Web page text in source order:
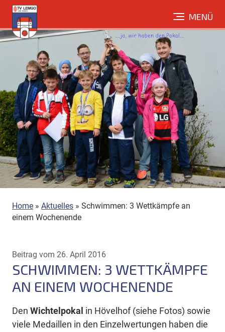
Direkt
zum
Inhalt
MENÜ
Home » Aktuelles » Schwimmen: 3 Wettkämpfe an
einem Wochenende
Beitrag vom 26. April 2016
SCHWIMMEN: 3 WETTKÄMPFE
AN EINEM WOCHENENDE
Den Wichtelpokal in Hövelhof (siehe Fotos) sowie
viele Medaillen in den Einzelwertungen haben die